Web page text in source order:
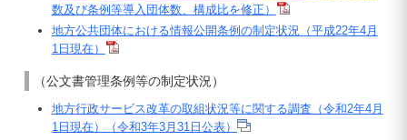
数及び条例等導入団体数、構成比を修正）
地方公共団体における情報公開条例の制定状況（平成22年4月
1日現在）
（公文書管理条例等の制定状況）
地方行政サービス改革の取組状況等に関する調査（令和2年4月
1日現在）（令和3年3月31日公表）